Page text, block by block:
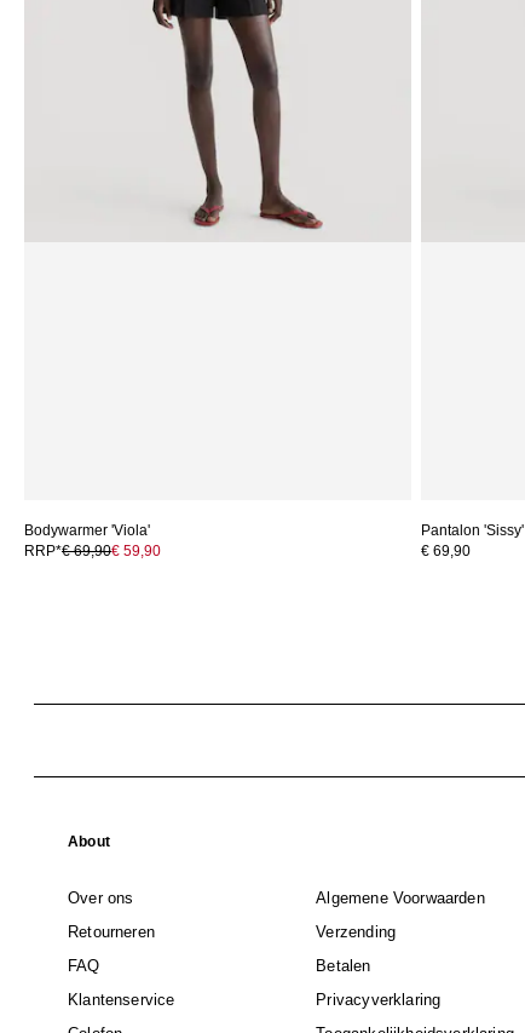
Bodywarmer 'Viola'
RRP*€ 69,90€ 59,90
Pantalon 'Sissy'
€ 69,90
About
Over ons
Algemene Voorwaarden
Retourneren
Verzending
FAQ
Betalen
Klantenservice
Privacyverklaring